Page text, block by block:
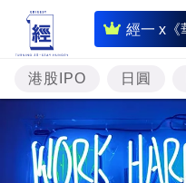
經一 x《
即
時
財
經
專
題
港股IPO 日圓